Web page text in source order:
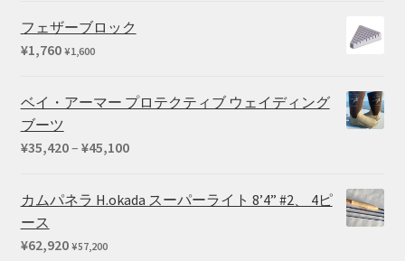
で
し
¥59,290
帯:
フェザーブロック
¥1,760 ¥1,600
ベイ・アーマー プロテクティブ ウェイディング
ブーツ
¥35,420– ¥45,100価
帯:
カムパネラ H.okada スーパーライト 8’4” #2、 4ピ
ース
¥62,920 ¥57,200